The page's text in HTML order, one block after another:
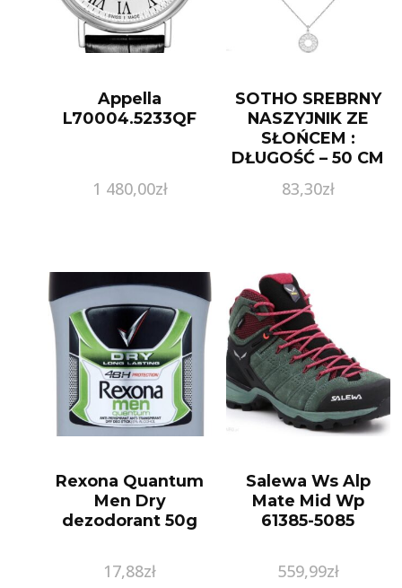
Appella
L70004.5233QF
1 480,00zł
SOTHO SREBRNY
NASZYJNIK ZE
SŁOŃCEM :
DŁUGOŚĆ – 50 CM
83,30zł
Rexona Quantum
Men Dry
dezodorant 50g
17,88zł
Salewa Ws Alp
Mate Mid Wp
61385-5085
559,99zł